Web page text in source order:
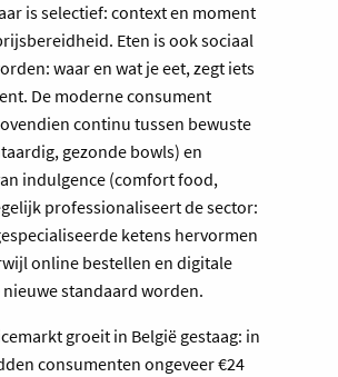
is selectief: context en moment
Eten is ook sociaal
waar en wat je eet, zegt iets
De moderne consument
continu tussen bewuste
gezonde bowls) en
indulgence (comfort food,
professionaliseert de sector:
ketens hervormen
online bestellen en digitale
nieuwe standaard worden.
groeit in België gestaag: in
consumenten ongeveer €24